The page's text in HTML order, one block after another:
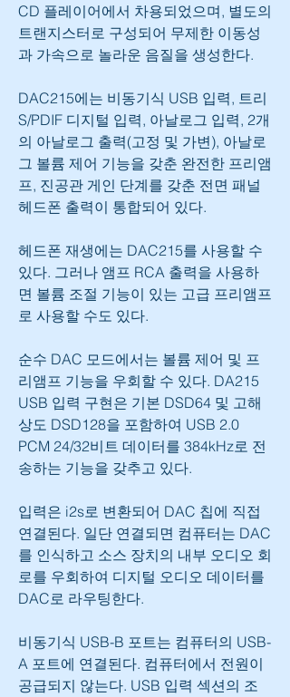
CD 플레이어에서 차용되었으며, 별도의
트랜지스터로 구성되어 무제한 이동성
과 가속으로 놀라운 음질을 생성한다.
DAC215에는 비동기식 USB 입력, 트리
S/PDIF 디지털 입력, 아날로그 입력, 2개
의 아날로그 출력(고정 및 가변), 아날로
그 볼륨 제어 기능을 갖춘 완전한 프리앰
프, 진공관 게인 단계를 갖춘 전면 패널
헤드폰 출력이 통합되어 있다.
헤드폰 재생에는 DAC215를 사용할 수
있다. 그러나 앰프 RCA 출력을 사용하
면 볼륨 조절 기능이 있는 고급 프리앰프
로 사용할 수도 있다.
순수 DAC 모드에서는 볼륨 제어 및 프
리앰프 기능을 우회할 수 있다. DA215
USB 입력 구현은 기본 DSD64 및 고해
상도 DSD128을 포함하여 USB 2.0
PCM 24/32비트 데이터를 384kHz로 전
송하는 기능을 갖추고 있다.
입력은 i2s로 변환되어 DAC 칩에 직접
연결된다. 일단 연결되면 컴퓨터는 DAC
를 인식하고 소스 장치의 내부 오디오 회
로를 우회하여 디지털 오디오 데이터를
DAC로 라우팅한다.
비동기식 USB-B 포트는 컴퓨터의 USB-
A 포트에 연결된다. 컴퓨터에서 전원이
공급되지 않는다. USB 입력 섹션의 조